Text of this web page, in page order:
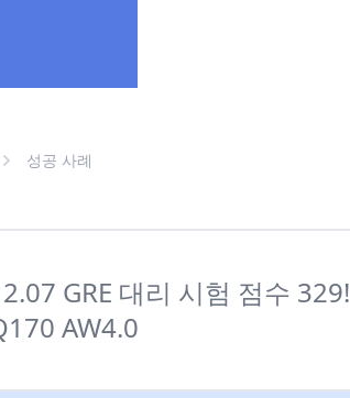
성공 사례
GRE 대리 시험 점수 329!
AW4.0